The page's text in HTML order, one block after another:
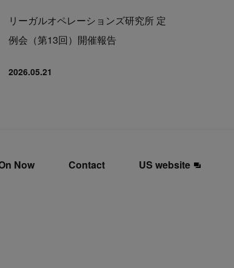
リーガルオペレーションズ研究所 定
例会（第13回）開催報告
2026.05.21
Now Contact US website